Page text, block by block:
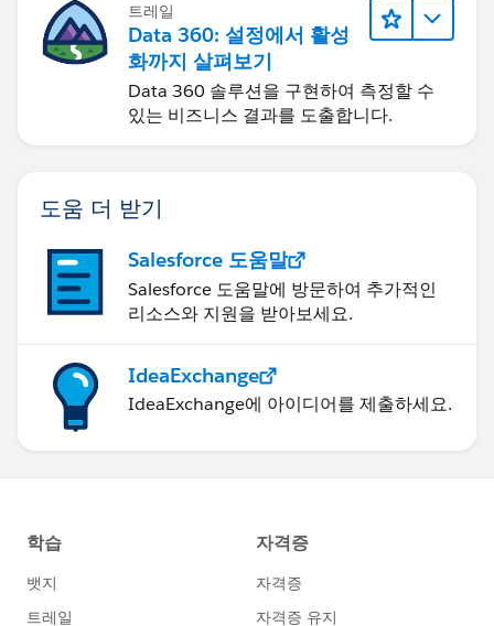
트레일
Data 360: 설정에서 활성
화까지 살펴보기
Data 360 솔루션을 구현하여 측정할 수
있는 비즈니스 결과를 도출합니다.
도움 더 받기
Salesforce 도움말
Salesforce 도움말에 방문하여 추가적인
리소스와 지원을 받아보세요.
IdeaExchange
IdeaExchange에 아이디어를 제출하세요.